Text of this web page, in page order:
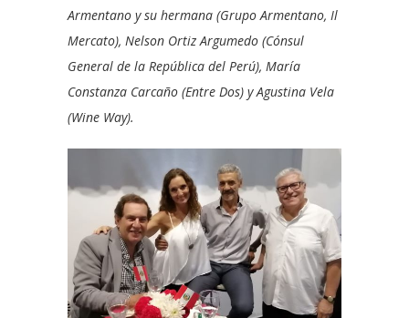
Armentano y su hermana (Grupo Armentano, Il
Mercato), Nelson Ortiz Argumedo (Cónsul
General de la República del Perú), María
Constanza Carcaño (Entre Dos) y Agustina Vela
(Wine Way).